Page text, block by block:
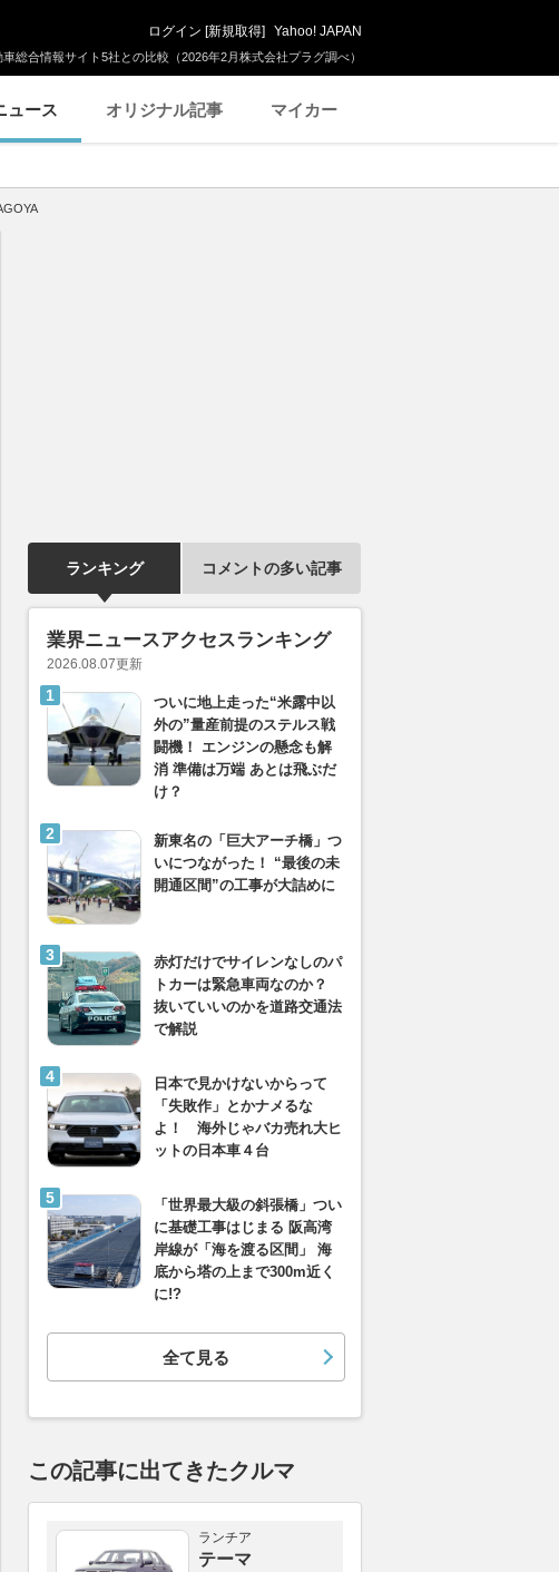
総合情報サイト5社との比較（2026年2月株式会社プラグ調べ）
ログイン [新規取得] Yahoo! JAPAN
ュース オリジナル記事 マイカー
ランキング コメントの多い記事
業界ニュースアクセスランキング
2026.08.07更新
ついに地上走った“米露中以
外の”量産前提のステルス戦
闘機！ エンジンの懸念も解
消 準備は万端 あとは飛ぶだ
け？
新東名の「巨大アーチ橋」つ
いにつながった！ “最後の未
開通区間”の工事が大詰めに
赤灯だけでサイレンなしのパ
トカーは緊急車両なのか？
抜いていいのかを道路交通法
で解説
日本で見かけないからって
「失敗作」とかナメるな
よ！ 海外じゃバカ売れ大ヒ
ットの日本車４台
「世界最大級の斜張橋」つい
に基礎工事はじまる 阪高湾
岸線が「海を渡る区間」 海
底から塔の上まで300m近く
に!?
全て見る
この記事に出てきたクルマ
ランチア
テーマ